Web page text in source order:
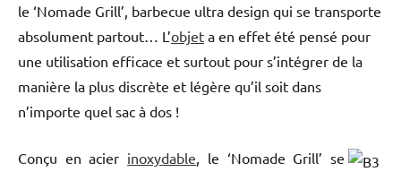
le ‘Nomade Grill’, barbecue ultra design qui se transporte
absolument partout… L’objet a en effet été pensé pour
une utilisation efficace et surtout pour s’intégrer de la
manière la plus discrète et légère qu’il soit dans
n’importe quel sac à dos !
Conçu en acier inoxydable , le ‘Nomade Grill’ se